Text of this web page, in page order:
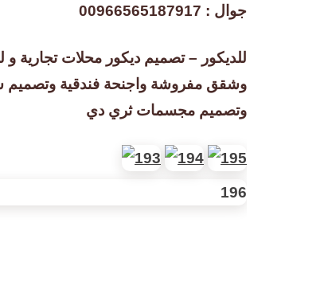
جوال : 00966565187917
وشقق مفروشة واجنحة فندقية
وتصميم مجسمات ثري دي